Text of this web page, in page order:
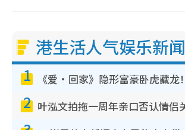
港生活人气娱乐新闻
1
2